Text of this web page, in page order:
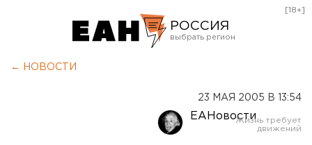
РОССИЯ
Оренбург
[18+]
← НОВОСТИ
23 МАЯ 2005 В 13:54
ЕАНовости